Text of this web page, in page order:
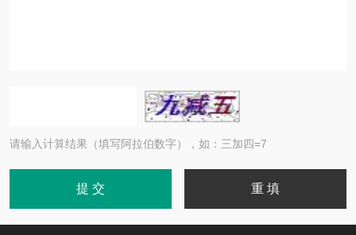
请输入计算结果（填写阿拉伯数字），如：三加四=7